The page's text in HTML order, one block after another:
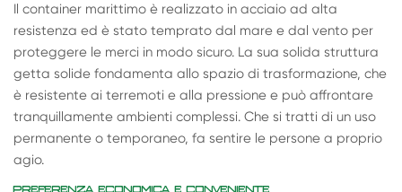
Il container marittimo è realizzato in acciaio ad alta
resistenza ed è stato temprato dal mare e dal vento per
proteggere le merci in modo sicuro. La sua solida struttura
getta solide fondamenta allo spazio di trasformazione, che
è resistente ai terremoti e alla pressione e può affrontare
tranquillamente ambienti complessi. Che si tratti di un uso
permanente o temporaneo, fa sentire le persone a proprio
agio.